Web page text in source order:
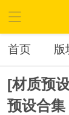
首页 版
[材质预
预设合